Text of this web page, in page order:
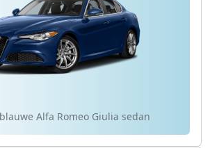
Alfa Romeo Giulia sedan